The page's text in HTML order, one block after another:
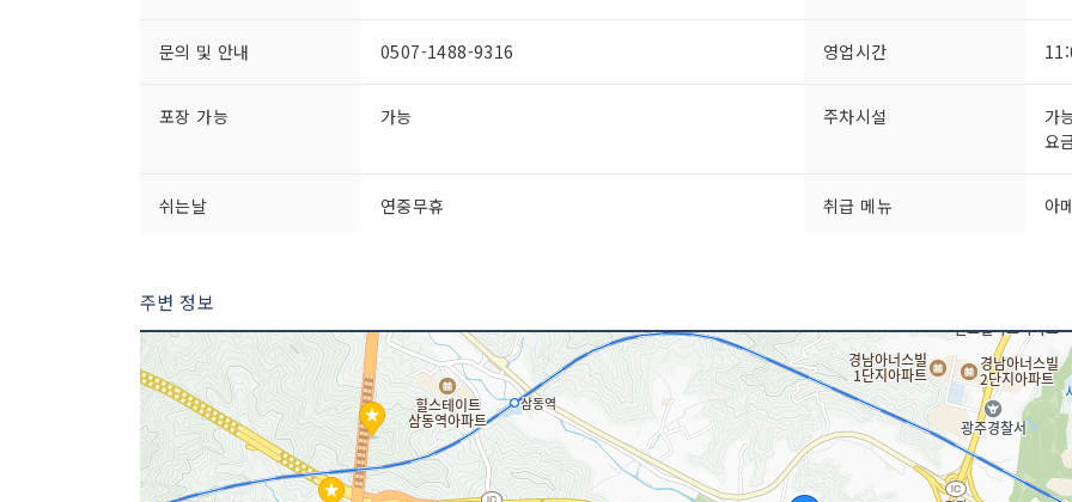
문의 및 안내 0507-1488-9316 영업시간
포장 가능 가능 주차시설
가
요
쉬는날 연중무휴 취급 메뉴 아
주변 정보